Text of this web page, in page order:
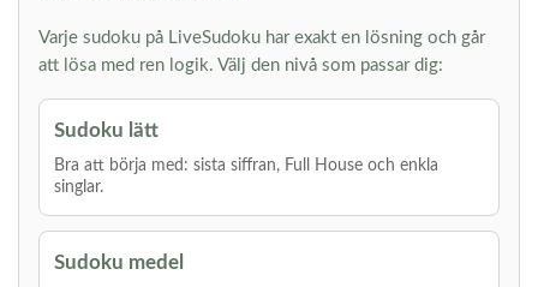
Varje sudoku på LiveSudoku har exakt en lösning och går
att lösa med ren logik. Välj den nivå som passar dig:
Sudoku lätt
Bra att börja med: sista siffran, Full House och enkla
singlar.
Sudoku medel